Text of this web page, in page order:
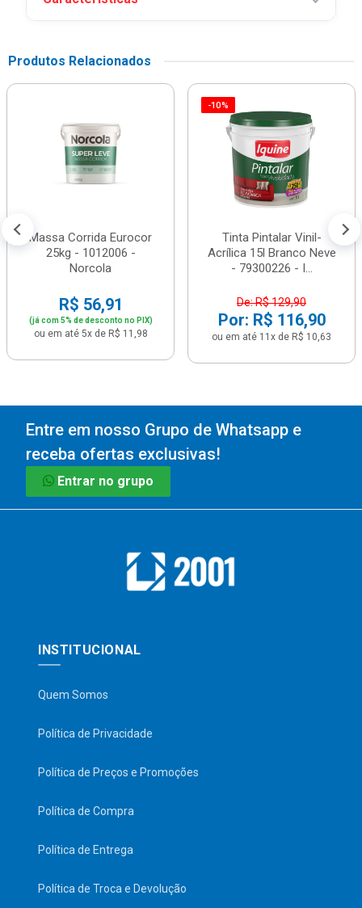
Produtos Relacionados
Massa Corrida Eurocor
25kg - 1012006 -
Norcola
R$ 56,91
(já com 5% de desconto no PIX)
ou em até 5x de R$ 11,98
-10%
Tinta Pintalar Vinil-
Acrílica 15l Branco Neve
- 79300226 - I...
De: R$ 129,90
Por: R$ 116,90
ou em até 11x de R$ 10,63
Entre em nosso Grupo de Whatsapp e
receba ofertas exclusivas!
Entrar no grupo
INSTITUCIONAL
Quem Somos
Política de Privacidade
Política de Preços e Promoções
Política de Compra
Política de Entrega
Política de Troca e Devolução